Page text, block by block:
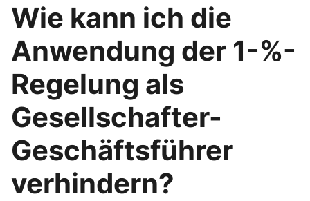
Wie kann ich die
Anwendung der 1-%-
Regelung als
Gesellschafter-
Geschäftsführer
verhindern?